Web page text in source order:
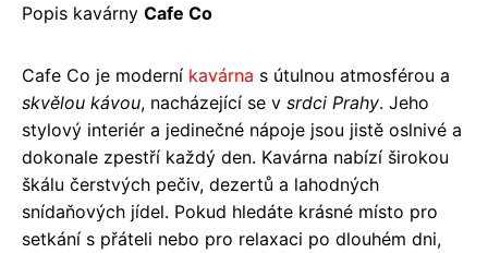
Popis kavárny Cafe Co
Cafe Co je moderní kavárna s útulnou atmosférou a
skvělou kávou, nacházející se v srdci Prahy. Jeho
stylový interiér a jedinečné nápoje jsou jistě oslnivé a
dokonale zpestří každý den. Kavárna nabízí širokou
škálu čerstvých pečiv, dezertů a lahodných
snídaňových jídel. Pokud hledáte krásné místo pro
setkání s přáteli nebo pro relaxaci po dlouhém dni,